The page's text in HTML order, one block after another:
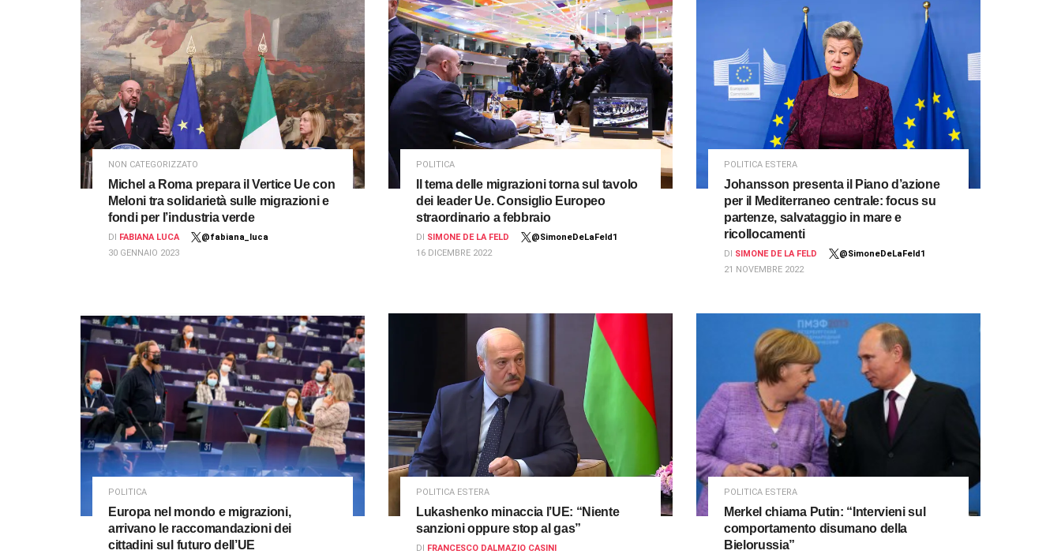
NON CATEGORIZZATO
Michel a Roma prepara il Vertice Ue con
Meloni tra solidarietà sulle migrazioni e
fondi per l’industria verde
DI FABIANA LUCA
@fabiana_luca
30 GENNAIO 2023
POLITICA
Il tema delle migrazioni torna sul tavolo
dei leader Ue. Consiglio Europeo
straordinario a febbraio
DI SIMONE DE LA FELD
@SimoneDeLaFeld1
16 DICEMBRE 2022
POLITICA ESTERA
Johansson presenta il Piano d’azione
per il Mediterraneo centrale: focus su
partenze, salvataggio in mare e
ricollocamenti
DI SIMONE DE LA FELD
@SimoneDeLaFeld1
21 NOVEMBRE 2022
POLITICA
Europa nel mondo e migrazioni,
arrivano le raccomandazioni dei
cittadini sul futuro dell’UE
POLITICA ESTERA
Lukashenko minaccia l’UE: “Niente
sanzioni oppure stop al gas”
DI
FRANCESCO DALMAZIO CASINI
POLITICA ESTERA
Merkel chiama Putin: “Intervieni sul
comportamento disumano della
Bielorussia”